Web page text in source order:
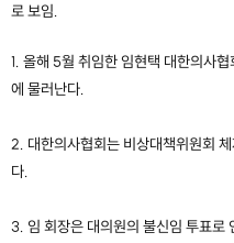
로 보임.
1. 올해 5월 취임한 임현택 대한의사
에 물러난다.
2. 대한의사협회는 비상대책위원회
다.
3. 임 회장은 대의원의 불신임 투표